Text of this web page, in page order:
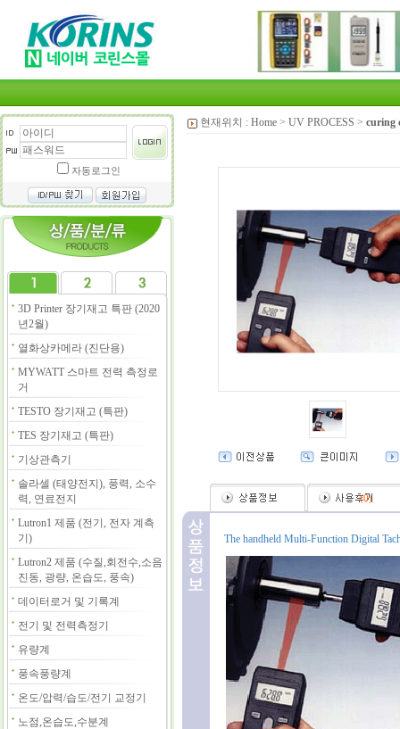
자동로그인
3D Printer 장기재고 특판 (2020
년2월)
열화상카메라 (진단용)
MYWATT 스마트 전력 측정로
거
TESTO 장기재고 (특판)
TES 장기재고 (특판)
기상관측기
솔라셀 (태양전지), 풍력, 소수
력, 연료전지
Lutron1 제품 (전기, 전자 계측
기)
Lutron2 제품 (수질,회전수,소음
진동, 광량, 온습도, 풍속)
데이터로거 및 기록계
전기 및 전력측정기
유량계
풍속풍량계
온도/압력/습도/전기 교정기
노점,온습도,수분계
현재위치 : Home > UV PROCESS > curing
(0)
The handheld Multi-Function Digital